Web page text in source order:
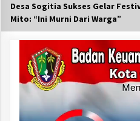
Desa Sogitia Sukses Gelar
Mito: “Ini Murni Dari Warga”